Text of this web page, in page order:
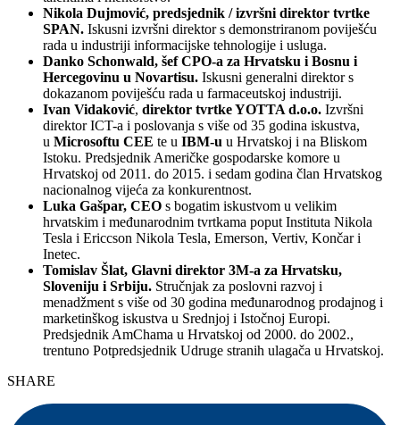
Nikola Dujmović, predsjednik / izvršni direktor tvrtke
SPAN. Iskusni izvršni direktor s demonstriranom poviješću
rada u industriji informacijske tehnologije i usluga.
Danko Schonwald, šef CPO-a za Hrvatsku i Bosnu i
Hercegovinu u Novartisu. Iskusni generalni direktor s
dokazanom poviješću rada u farmaceutskoj industriji.
Ivan Vidaković, direktor tvrtke YOTTA d.o.o. Izvršni
direktor ICT-a i poslovanja s više od 35 godina iskustva,
u Microsoftu CEE te u IBM-u u Hrvatskoj i na Bliskom
Istoku. Predsjednik Američke gospodarske komore u
Hrvatskoj od 2011. do 2015. i sedam godina član Hrvatskog
nacionalnog vijeća za konkurentnost.
Luka Gašpar, CEO s bogatim iskustvom u velikim
hrvatskim i međunarodnim tvrtkama poput Instituta Nikola
Tesla i Ericcson Nikola Tesla, Emerson, Vertiv, Končar i
Inetec.
Tomislav Šlat, Glavni direktor 3M-a za Hrvatsku,
Sloveniju i Srbiju. Stručnjak za poslovni razvoj i
menadžment s više od 30 godina međunarodnog prodajnog i
marketinškog iskustva u Srednjoj i Istočnoj Europi.
Predsjednik AmChama u Hrvatskoj od 2000. do 2002.,
trentuno Potpredsjednik Udruge stranih ulagača u Hrvatskoj.
SHARE